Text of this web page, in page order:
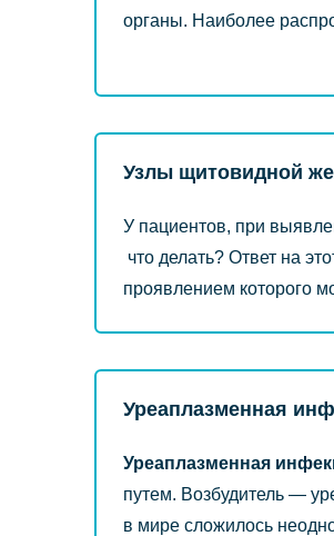
органы. Наиболее
Узлы щитовидной
У пациентов, при
что делать? Ответ на
проявлением которого
Уреаплазменная
Уреаплазменная
путем. Возбудитель ―
в мире сложилось